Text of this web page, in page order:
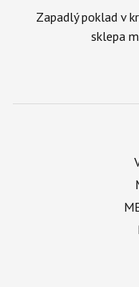
Zapadlý poklad v
sklepa